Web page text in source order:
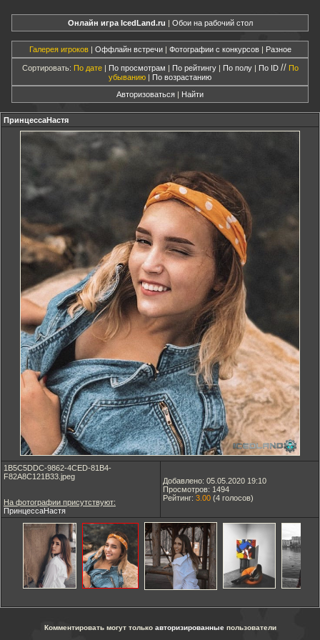
Онлайн игра IcedLand.ru | Обои на рабочий стол
Галерея игроков| Оффлайн встречи| Фотографии с конкурсов| Разное
Сортировать: По дате| По просмотрам | По рейтингу| По полу| По ID // По
убыванию | По возрастанию
Авторизоваться | Найти
ПринцессаНастя
1B5C5DDC-9862-4CED-81B4-
F82A8C121B33.jpeg
На фотографии присутствуют:
ПринцессаНастя
Добавлено: 05.05.2020 19:10
Просмотров: 1494
Рейтинг: 3.00 (4 голосов)
Комментировать могут только авторизированныепользователи